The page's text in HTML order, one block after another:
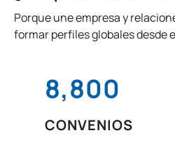
Porque une empresa y
formar perfiles globales desde
8,800
CONVENIOS